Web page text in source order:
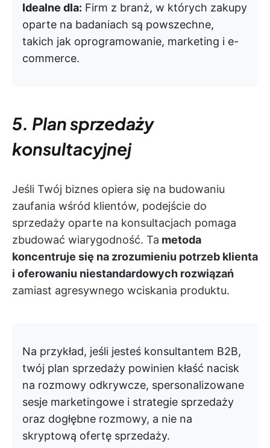
Idealne dla: Firm z branż, w których zakupy
oparte na badaniach są powszechne,
takich jak oprogramowanie, marketing i e-
commerce.
5. Plan sprzedaży
konsultacyjnej
Jeśli Twój biznes opiera się na budowaniu
zaufania wśród klientów, podejście do
sprzedaży oparte na konsultacjach pomaga
zbudować wiarygodność. Ta metoda
koncentruje się na zrozumieniu potrzeb klienta
i oferowaniu niestandardowych rozwiązań
zamiast agresywnego wciskania produktu.
Na przykład, jeśli jesteś konsultantem B2B,
twój plan sprzedaży powinien kłaść nacisk
na rozmowy odkrywcze, spersonalizowane
sesje marketingowe i strategie sprzedaży
oraz dogłębne rozmowy, a nie na
skryptową ofertę sprzedaży.